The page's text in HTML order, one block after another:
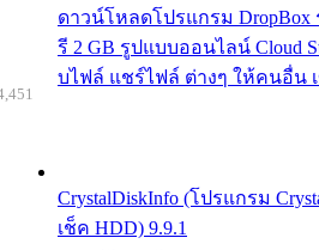
ดาวน์โหลดโปรแกรม DropBox
รี 2 GB รูปแบบออนไลน์ Cloud
บไฟล์ แชร์ไฟล์ ต่างๆ ให้คนอื่น
CrystalDiskInfo (โปรแกรม
เช็ค HDD) 9.9.1